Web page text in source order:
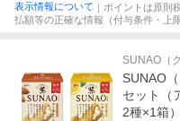
表示情報について ｜ポイントは原則
払額等の正確な情報（付与条件・上
SUNAO（
SUNAO
セット（
2種×1箱